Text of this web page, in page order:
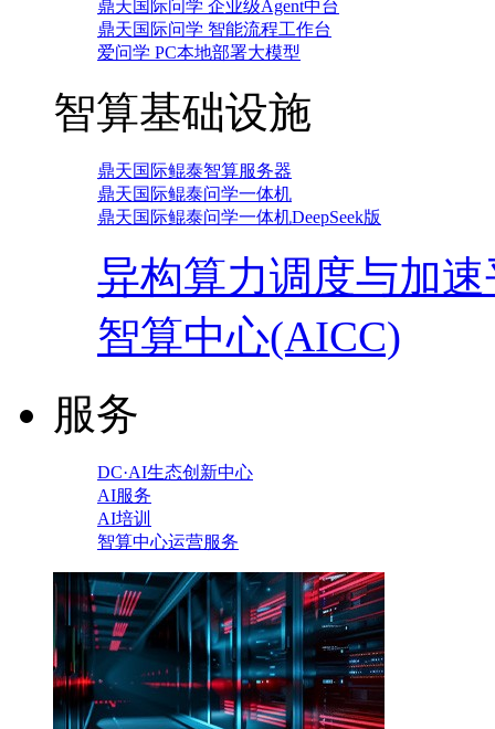
鼎天国际问学 企业级Agent中台
鼎天国际问学 智能流程工作台
爱问学 PC本地部署大模型
智算基础设施
鼎天国际鲲泰智算服务器
鼎天国际鲲泰问学一体机
鼎天国际鲲泰问学一体机DeepSeek版
异构算力调度与加
智算中心(AICC)
服务
DC·AI生态创新中心
AI服务
AI培训
智算中心运营服务